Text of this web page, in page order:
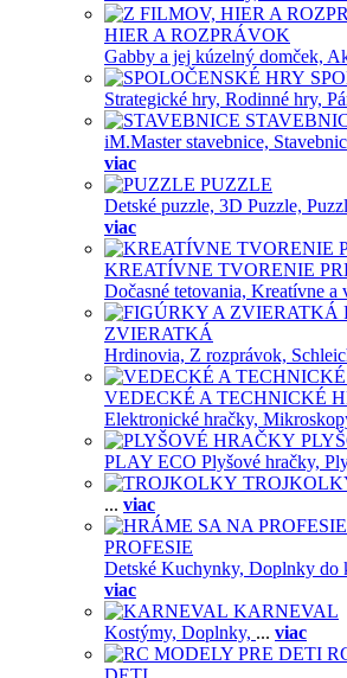
HIER A ROZPRÁVOK
Gabby a jej kúzelný domček,
Strategické hry, Rodinné hry,
iM.Master stavebnice,
viac
PUZZLE
Detské puzzle, 3D Puzzle,
viac
KREATÍVNE TVORENIE
Dočasné tetovania, Kreatívne a
ZVIERATKÁ
Hrdinovia, Z rozprávok,
VEDECKÉ A TECHNICKÉ
Elektronické hračky,
PLAY ECO Plyšové hračky,
... viac
PROFESIE
Detské Kuchynky, Doplnky do
viac
KARNEVAL
Kostýmy, Doplnky, ... viac